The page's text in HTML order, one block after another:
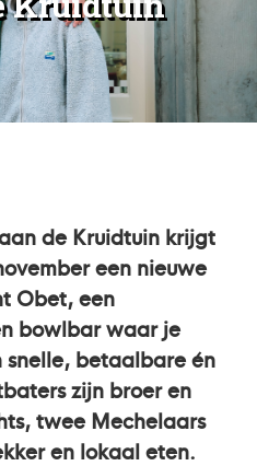
de Kruidtuin krijgt
een nieuwe
Obet, een
bowlbar waar je
betaalbare én
zijn broer en
twee Mechelaars
en lokaal eten.